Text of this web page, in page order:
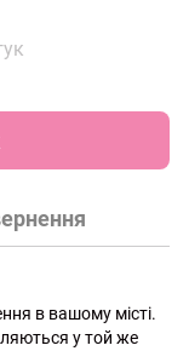
в вашому місті.
у той же